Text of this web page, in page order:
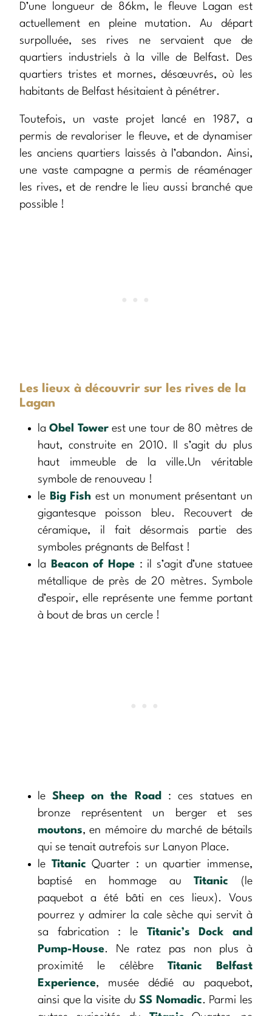
D’une longueur de 86km, le fleuve Lagan est
actuellement en pleine mutation. Au départ
surpolluée, ses rives ne servaient que de
quartiers industriels à la ville de Belfast. Des
quartiers tristes et mornes, désœuvrés, où les
habitants de Belfast hésitaient à pénétrer.
Toutefois, un vaste projet lancé en 1987, a
permis de revaloriser le fleuve, et de dynamiser
les anciens quartiers laissés à l’abandon. Ainsi,
une vaste campagne a permis de réaménager
les rives, et de rendre le lieu aussi branché que
possible !
Les lieux à découvrir sur les rives de la
Lagan
laObel Towerest une tour de 80 mètres de
haut, construite en 2010. Il s’agit du plus
haut immeuble de la ville.Un véritable
symbole de renouveau !
le
Big Fish est un monument présentant un
gigantesque poisson bleu. Recouvert de
céramique, il fait désormais partie des
symboles prégnants de Belfast !
la
Beacon of Hope: il s’agit d’une statuee
métallique de près de 20 mètres. Symbole
d’espoir, elle représente une femme portant
à bout de bras un cercle !
leSheep on the Road
: ces statues en
bronze représentent un berger et ses
moutons, en mémoire du marché de bétails
qui se tenait autrefois sur Lanyon Place.
le Titanic Quarter : un quartier immense,
baptisé en hommage auTitanic (le
paquebot a été bâti en ces lieux). Vous
pourrez y admirer la cale sèche qui servit à
sa fabrication : le Titanic’s Dock and
Pump-House. Ne ratez pas non plus à
proximité le célèbre Titanic Belfast
Experience, musée dédié au paquebot,
ainsi que la visite duSS Nomadic. Parmi les